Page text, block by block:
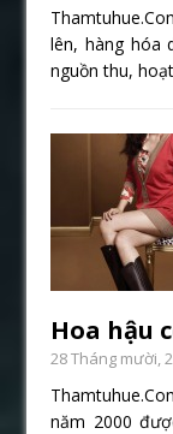
lên, hàng hóa
nguồn thu,
Hoa hậu
28 Tháng mười,
năm 2000